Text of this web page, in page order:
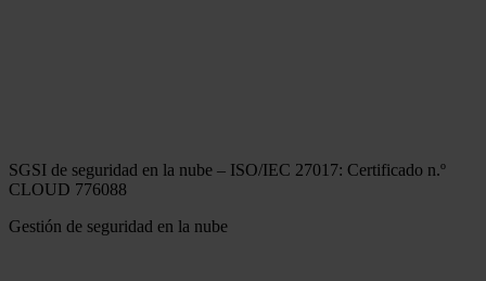
SGSI de seguridad en la nube – ISO/IEC 27017: Certificado n.º
CLOUD 776088
Gestión de seguridad en la nube